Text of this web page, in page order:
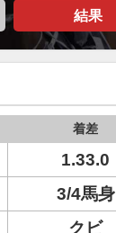
結果
着差
1.33.0
3/4馬身
クビ